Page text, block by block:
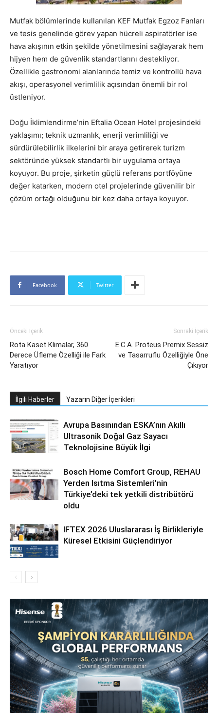
Mutfak bölümlerinde kullanılan KEF Mutfak Egzoz Fanları
ve tesis genelinde görev yapan hücreli aspiratörler ise
hava akışının etkin şekilde yönetilmesini sağlayarak hem
hijyen hem de güvenlik standartlarını destekliyor.
Özellikle gastronomi alanlarında temiz ve kontrollü hava
akışı, operasyonel verimlilik açısından önemli bir rol
üstleniyor.
Doğu İklimlendirme’nin Eftalia Ocean Hotel projesindeki
yaklaşımı; teknik uzmanlık, enerji verimliliği ve
sürdürülebilirlik ilkelerini bir araya getirerek turizm
sektöründe yüksek standartlı bir uygulama ortaya
koyuyor. Bu proje, şirketin güçlü referans portföyüne
değer katarken, modern otel projelerinde güvenilir bir
çözüm ortağı olduğunu bir kez daha ortaya koyuyor.
Facebook Twitter
Önceki İçerik
Rota Kaset Klimalar, 360
Derece Üfleme Özelliği ile Fark
Yaratıyor
Sonraki İçerik
E.C.A. Proteus Premix Sessiz
ve Tasarruflu Özelliğiyle Öne
Çıkıyor
İlgili Haberler Yazarın Diğer İçerikleri
Avrupa Basınından ESKA’nın Akıllı
Ultrasonik Doğal Gaz Sayacı
Teknolojisine Büyük İlgi
Bosch Home Comfort Group, REHAU
Yerden Isıtma Sistemleri’nin
Türkiye’deki tek yetkili distribütörü
oldu
IFTEX 2026 Uluslararası İş Birlikleriyle
Küresel Etkisini Güçlendiriyor